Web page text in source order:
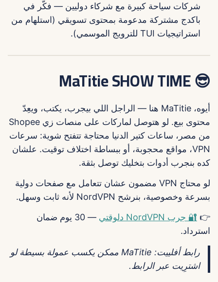
شركات سياحة كبيرة مع شركاء دوليين — فكّر في
باكدج مشتركة مدعومة بمحتوى تسويقي (استلهام من
استراتيجيات TUI للترويج الموسمي).
😎 MaTitie SHOW TIME
أيوه، MaTitie هنا — الراجل اللي بيجرب، يكتب، ويعِدّ
محتوى بيع. لو هتوصل لماركات على منصات زي Shopee
من مصر، ساعات كتير الدنيا محتاجة تتفتح شوية: سرعات
VPN، مواقع محجوبة، أو ببساطة اختلاف توقيت. علشان
كده بنجرب أدوات بتخليك توصل بثقة.
لو محتاج VPN مضمون عشان تتعامل مع صفحات دولية
بسرعة وخصوصية، بنرشح NordVPN لأنه ثابت وسهل.
👉 🔐 جرب NordVPN دلوقتي
— 30 يوم ضمان
استرداد.
رابط أفلييت: MaTitie ممكن يكسب عمولة بسيطة لو
اشترِيت عبر الرابط.